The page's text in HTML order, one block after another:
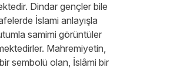
Dindar gençler bile
İslami anlayışla
samimi görüntüler
Mahremiyetin,
bir sembolü olan, İslâmi bir